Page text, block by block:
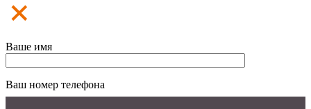
Ваше имя
Ваш номер телефона